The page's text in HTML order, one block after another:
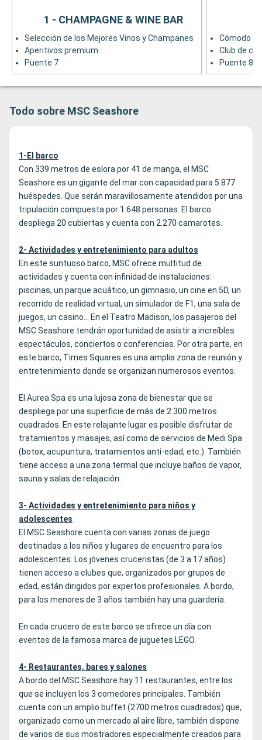
Selección de los Mejores Vinos y Champanes
Aperitivos premium
Puente 7
1 - CHAMPAGNE & WINE BAR
Cómodo
Club de
Puente 8
Todo sobre MSC Seashore
1-El barco
Con 339 metros de eslora por 41 de manga, el MSC
Seashore es un gigante del mar con capacidad para 5.877
huéspedes. Que serán maravillosamente atendidos por una
tripulación compuesta por 1.648 personas. El barco
despliega 20 cubiertas y cuenta con 2.270 camarotes.
2- Actividades y entretenimiento para adultos
En este suntuoso barco, MSC ofrece multitud de
actividades y cuenta con infinidad de instalaciones:
piscinas, un parque acuático, un gimnasio, un cine en 5D, un
recorrido de realidad virtual, un simulador de F1, una sala de
juegos, un casino... En el Teatro Madison, los pasajeros del
MSC Seashore tendrán oportunidad de asistir a increíbles
espectáculos, conciertos o conferencias. Por otra parte, en
este barco, Times Squares es una amplia zona de reunión y
entretenimiento donde se organizan numerosos eventos.
El Aurea Spa es una lujosa zona de bienestar que se
despliega por una superficie de más de 2.300 metros
cuadrados. En este relajante lugar es posible disfrutar de
tratamientos y masajes, así como de servicios de Medi Spa
(botox, acupuntura, tratamientos anti-edad, etc.). También
tiene acceso a una zona termal que incluye baños de vapor,
sauna y salas de relajación.
3- Actividades y entretenimiento para niños y
adolescentes
El MSC Seashore cuenta con varias zonas de juego
destinadas a los niños y lugares de encuentro para los
adolescentes. Los jóvenes cruceristas (de 3 a 17 años)
tienen acceso a clubes que, organizados por grupos de
edad, están dirigidos por expertos profesionales. A bordo,
para los menores de 3 años también hay una guardería.
En cada crucero de este barco se ofrece un día con
eventos de la famosa marca de juguetes LEGO.
4- Restaurantes, bares y salones
A bordo del MSC Seashore hay 11 restaurantes, entre los
que se incluyen los 3 comedores principales. También
cuenta con un amplio buffet (2700 metros cuadrados) que,
organizado como un mercado al aire libre, también dispone
de varios de sus mostradores especialmente creados para